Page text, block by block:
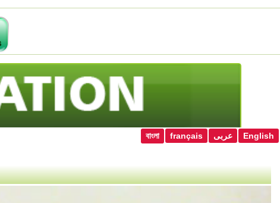
English عربى français
বাংলা